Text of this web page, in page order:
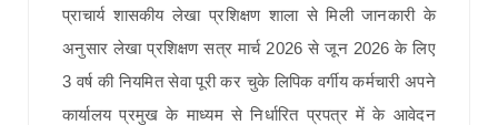
प्राचार्य शासकीय लेखा प्रशिक्षण शाला से मिली जानकारी के
अनुसार लेखा प्रशिक्षण सत्र मार्च 2026 से जून 2026 के लिए
3 वर्ष की नियमित सेवा पूरी कर चुके लिपिक वर्गीय कर्मचारी अपने
कार्यालय प्रमुख के माध्यम से निर्धारित प्रपत्र में के आवेदन